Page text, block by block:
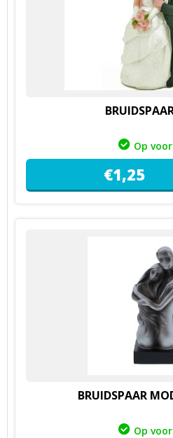
Op
€1,25
BRUIDSPAAR
Op